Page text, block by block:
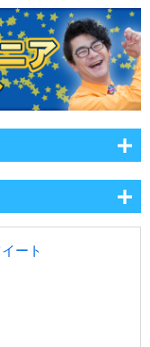
ート